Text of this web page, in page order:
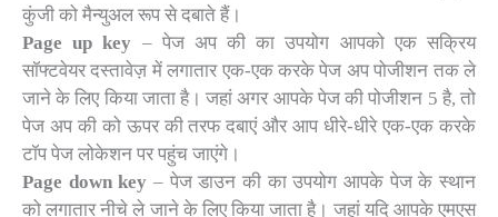
कुंजी को मैन्युअल रूप से दबाते हैं।
Page up key – पेज अप की का उपयोग आपको एक सक्रिय
सॉफ्टवेयर दस्तावेज़ में लगातार एक-एक करके पेज अप पोजीशन तक ले
जाने के लिए किया जाता है। जहां अगर आपके पेज की पोजीशन 5 है, तो
पेज अप की को ऊपर की तरफ दबाएं और आप धीरे-धीरे एक-एक करके
टॉप पेज लोकेशन पर पहुंच जाएंगे।
Page down key – पेज डाउन की का उपयोग आपके पेज के स्थान
को लगातार नीचे ले जाने के लिए किया जाता है। जहां यदि आपके एमएस